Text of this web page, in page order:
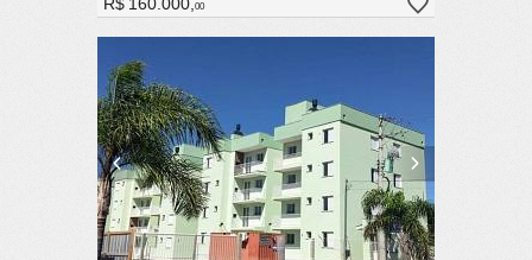
R$ 160.000,00